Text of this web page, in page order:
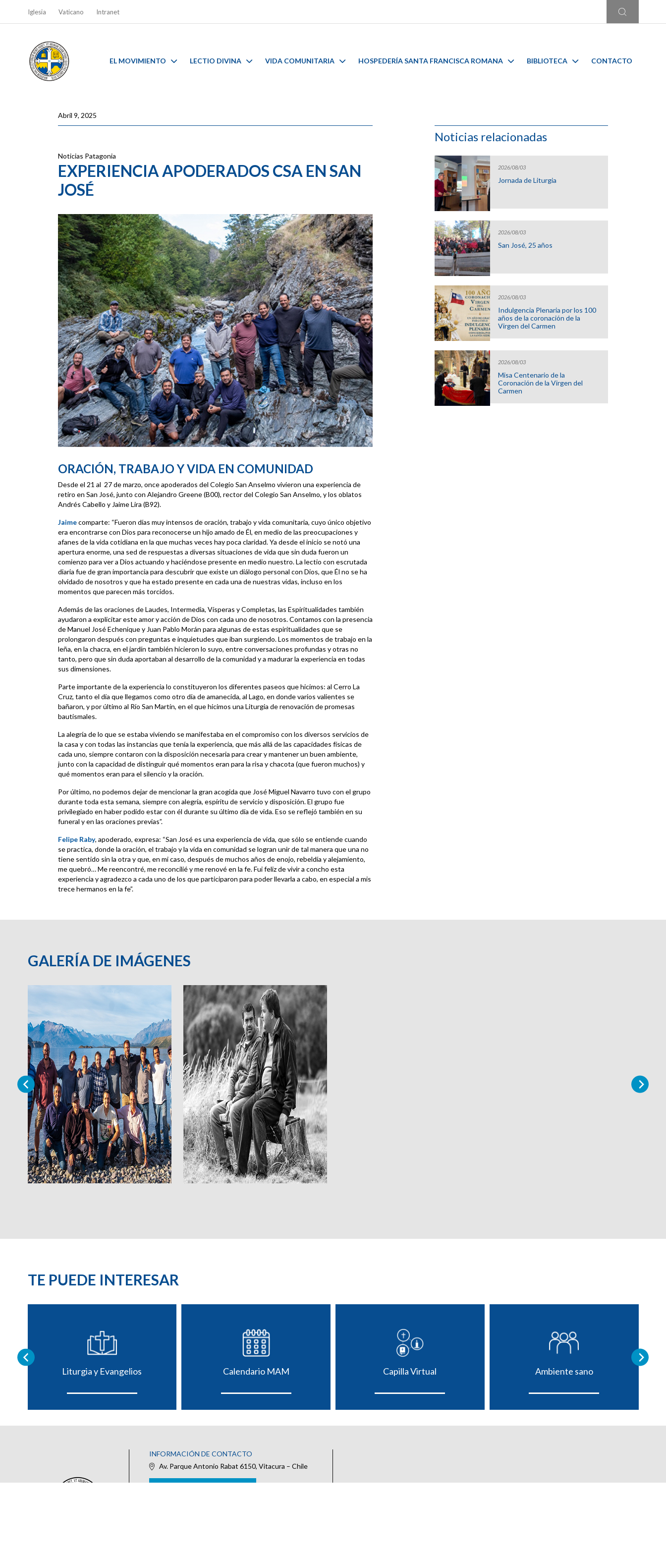
Iglesia Vaticano Intranet
EL MOVIMIENTO LECTIO DIVINA VIDA COMUNITARIA HOSPEDERÍA SANTA FRANCISCA ROMANA BIBLIOTECA CONTACTO
Abril 9, 2025
Noticias Patagonia
EXPERIENCIA APODERADOS CSA EN SAN
JOSÉ
ORACIÓN, TRABAJO Y VIDA EN COMUNIDAD
Desde el 21 al 27 de marzo, once apoderados del Colegio San Anselmo vivieron una experiencia de
retiro en San José, junto con Alejandro Greene (B00), rector del Colegio San Anselmo, y los oblatos
Andrés Cabello y Jaime Lira (B92).
Jaimecomparte: “Fueron días muy intensos de oración, trabajo y vida comunitaria, cuyo único objetivo
era encontrarse con Dios para reconocerse un hijo amado de Él, en medio de las preocupaciones y
afanes de la vida cotidiana en la que muchas veces hay poca claridad. Ya desde el inicio se notó una
apertura enorme, una sed de respuestas a diversas situaciones de vida que sin duda fueron un
comienzo para ver a Dios actuando y haciéndose presente en medio nuestro. La lectio con escrutada
diaria fue de gran importancia para descubrir que existe un diálogo personal con Dios, que Él no se ha
olvidado de nosotros y que ha estado presente en cada una de nuestras vidas, incluso en los
momentos que parecen más torcidos.
Además de las oraciones de Laudes, Intermedia, Vísperas y Completas, las Espiritualidades también
ayudaron a explicitar este amor y acción de Dios con cada uno de nosotros. Contamos con la presencia
de Manuel José Echenique y Juan Pablo Morán para algunas de estas espiritualidades que se
prolongaron después con preguntas e inquietudes que iban surgiendo. Los momentos de trabajo en la
leña, en la chacra, en el jardín también hicieron lo suyo, entre conversaciones profundas y otras no
tanto, pero que sin duda aportaban al desarrollo de la comunidad y a madurar la experiencia en todas
sus dimensiones.
Parte importante de la experiencia lo constituyeron los diferentes paseos que hicimos: al Cerro La
Cruz, tanto el día que llegamos como otro día de amanecida, al Lago, en donde varios valientes se
bañaron, y por último al Río San Martín, en el que hicimos una Liturgia de renovación de promesas
bautismales.
La alegría de lo que se estaba viviendo se manifestaba en el compromiso con los diversos servicios de
la casa y con todas las instancias que tenía la experiencia, que más allá de las capacidades físicas de
cada uno, siempre contaron con la disposición necesaria para crear y mantener un buen ambiente,
junto con la capacidad de distinguir qué momentos eran para la risa y chacota (que fueron muchos) y
qué momentos eran para el silencio y la oración.
Por último, no podemos dejar de mencionar la gran acogida que José Miguel Navarro tuvo con el grupo
durante toda esta semana, siempre con alegría, espíritu de servicio y disposición. El grupo fue
privilegiado en haber podido estar con él durante su último día de vida. Eso se reflejó también en su
funeral y en las oraciones previas”.
Felipe Raby, apoderado, expresa: “San José es una experiencia de vida, que sólo se entiende cuando
se practica, donde la oración, el trabajo y la vida en comunidad se logran unir de tal manera que una no
tiene sentido sin la otra y que, en mi caso, después de muchos años de enojo, rebeldía y alejamiento,
me quebró… Me reencontré, me reconcilié y me renové en la fe. Fui feliz de vivir a concho esta
experiencia y agradezco a cada uno de los que participaron para poder llevarla a cabo, en especial a mis
trece hermanos en la fe”.
Noticias relacionadas
2026/08/03
Jornada de Liturgia
2026/08/03
San José, 25 años
2026/08/03
Indulgencia Plenaria por los 100
años de la coronación de la
Virgen del Carmen
2026/08/03
Misa Centenario de la
Coronación de la Virgen del
Carmen
GALERÍA DE IMÁGENES
TE PUEDE INTERESAR
Liturgia y Evangelios Calendario MAM Capilla Virtual Ambiente sano
INFORMACIÓN DE CONTACTO
Av. Parque Antonio Rabat 6150, Vitacura – Chile